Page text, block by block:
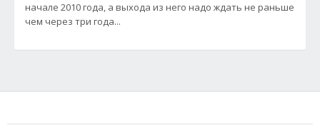
начале 2010 года, а выхода из него надо ждать не раньше
чем через три года...